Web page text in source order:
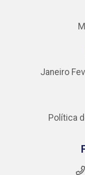
Janeiro
Política